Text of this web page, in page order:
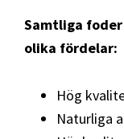
Samtliga
olika fördelar:
Hög
Naturliga